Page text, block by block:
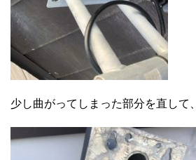
少し曲がってしまった部分を直して、